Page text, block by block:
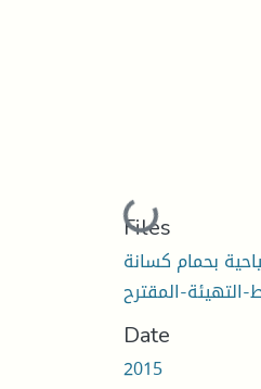
Loading...
Files
Date
2015